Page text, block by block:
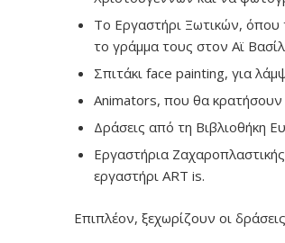
Το Εργαστήρι Ξωτικών, όπου
το γράμμα τους στον Αϊ
Σπιτάκι face painting, για
Animators, που θα κρατήσoυν
Δράσεις από τη Βιβλιοθήκη
Εργαστήρια
εργαστήρι ART is.
Επιπλέον, ξεχωρίζουν οι